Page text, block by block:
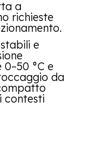
a
richieste
e
°C e
da
contesti